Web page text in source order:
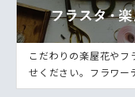
こだわりの楽屋花や
せください。フラワー